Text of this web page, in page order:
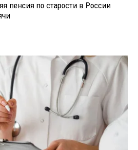
пенсия по старости в России